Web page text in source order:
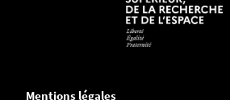
Mentions légales